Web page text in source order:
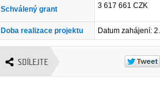
Schválený grant 3 617 661 CZK
Doba realizace projektu Datum zahájení:
SDÍLEJTE